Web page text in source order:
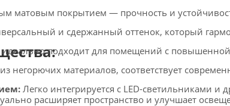
матовым покрытием — прочность и
и сдержанный оттенок, который
подходит для помещений с
негорючих материалов, соответствует
Легко интегрируется с LED-светильниками
расширяет пространство и улучшает